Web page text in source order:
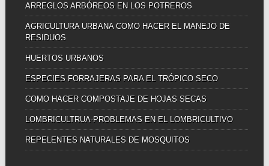
ARREGLOS ARBÓREOS EN LOS POTREROS
AGRICULTURA URBANA COMO HACER EL MANEJO DE
RESIDUOS
HUERTOS URBANOS
ESPECIES FORRAJERAS PARA EL TRÓPICO SECO
COMO HACER COMPOSTAJE DE HOJAS SECAS
LOMBRICULTRUA-PROBLEMAS EN EL LOMBRICULTIVO
REPELENTES NATURALES DE MOSQUITOS